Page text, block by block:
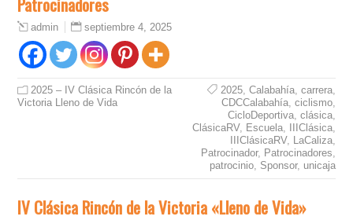
admin septiembre 4, 2025
2025 – IV Clásica Rincón de la
Victoria Lleno de Vida
2025, Calabahía, carrera,
CDCCalabahía, ciclismo,
CicloDeportiva, clásica,
ClásicaRV, Escuela, IIIClásica,
IIIClásicaRV, LaCaliza,
Patrocinador, Patrocinadores
patrocinio, Sponsor, unicaja
IV Clásica Rincón de la Victoria «Lleno de Vida»